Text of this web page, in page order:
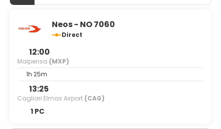
Neos - NO 7060
Direct
12:00
Malpensa (MXP)
1h 25m
13:25
Cagliari Elmas Airport (CAG)
1 PC